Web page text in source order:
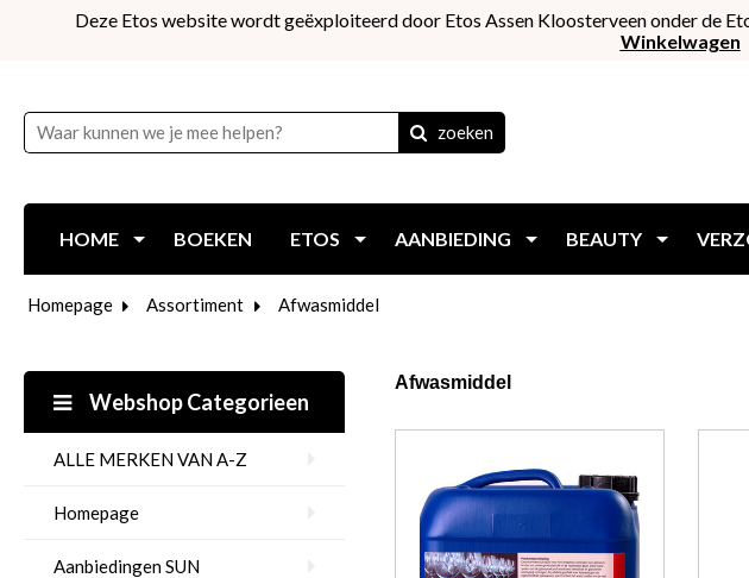
Deze Etos website wordt geëxploiteerd door Etos Assen Kloosterveen onder de
Winkelwagen
zoeken
HOME BOEKEN ETOS AANBIEDING BEAUTY
Homepage Assortiment Afwasmiddel
Webshop Categorieen
ALLE MERKEN VAN A-Z
Homepage
Aanbiedingen SUN
Afwasmiddel